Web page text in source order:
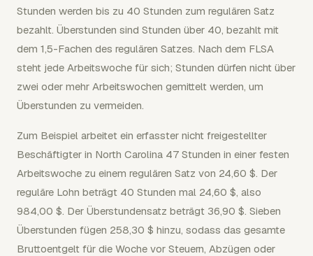
Stunden werden bis zu 40 Stunden zum regulären Satz
bezahlt. Überstunden sind Stunden über 40, bezahlt mit
dem 1,5-Fachen des regulären Satzes. Nach dem FLSA
steht jede Arbeitswoche für sich; Stunden dürfen nicht über
zwei oder mehr Arbeitswochen gemittelt werden, um
Überstunden zu vermeiden.
Zum Beispiel arbeitet ein erfasster nicht freigestellter
Beschäftigter in North Carolina 47 Stunden in einer festen
Arbeitswoche zu einem regulären Satz von 24,60 $. Der
reguläre Lohn beträgt 40 Stunden mal 24,60 $, also
984,00 $. Der Überstundensatz beträgt 36,90 $. Sieben
Überstunden fügen 258,30 $ hinzu, sodass das gesamte
Bruttoentgelt für die Woche vor Steuern, Abzügen oder